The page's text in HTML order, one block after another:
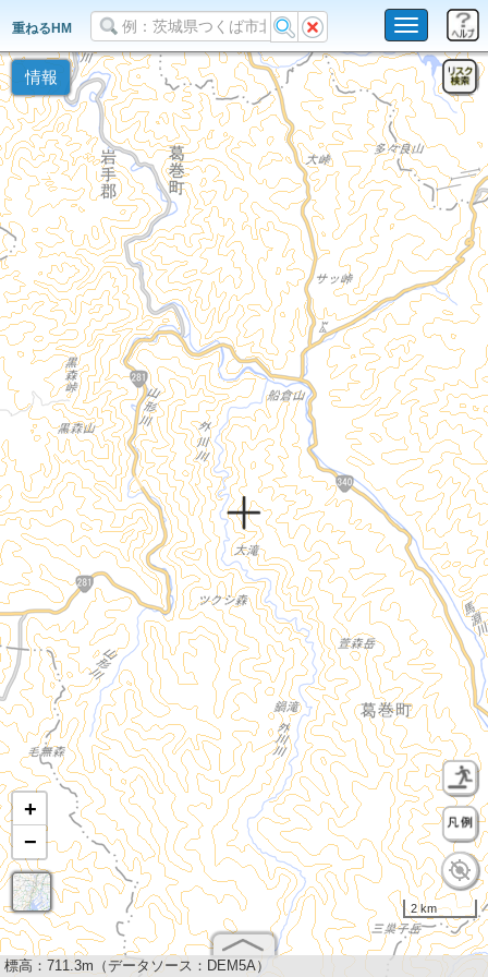
Toggle
navigation
重ねるHM
情報
+
−
2 km
標高： 711.3m（データソース：DEM5A）